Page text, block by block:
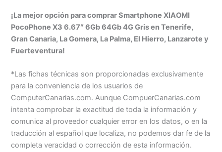
¡La mejor opción para comprar Smartphone XIAOMI
PocoPhone X3 6.67″ 6Gb 64Gb 4G Gris en Tenerife,
Gran Canaria, La Gomera, La Palma, El Hierro, Lanzarote y
Fuerteventura!
*Las fichas técnicas son proporcionadas exclusivamente
para la conveniencia de los usuarios de
ComputerCanarias.com. Aunque CompuerCanarias.com
intenta comprobar la exactitud de toda la información y
comunica al proveedor cualquier error en los datos, o en la
traducción al español que localiza, no podemos dar fe de la
completa veracidad o corrección de esta información.